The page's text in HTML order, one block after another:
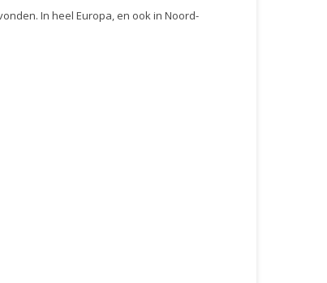
In heel Europa, en ook in Noord-